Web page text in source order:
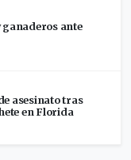
ganaderos ante
asesinato tras
en Florida